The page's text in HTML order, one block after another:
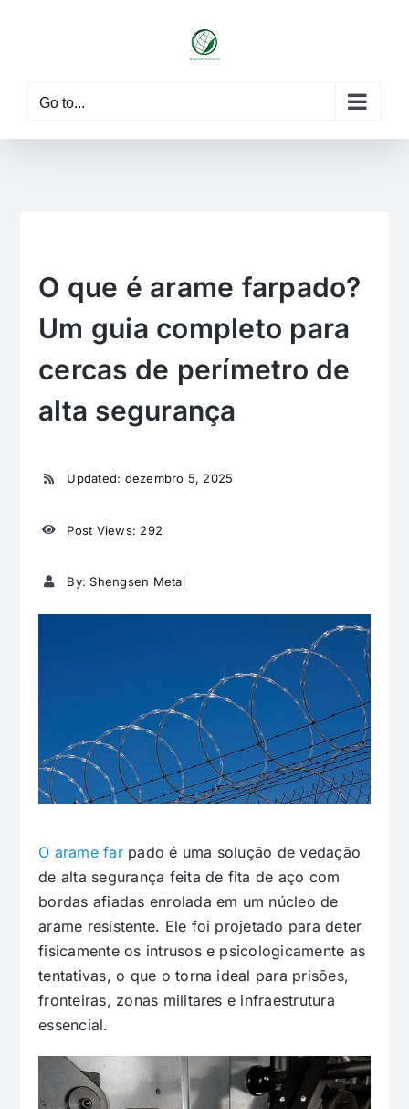
Go to...
O que é arame farpado?
Um guia completo para
cercas de perímetro de
alta segurança
Updated: dezembro 5, 2025
Post Views: 292
By: Shengsen Metal
O arame farpado é uma solução de vedação
de alta segurança feita de fita de aço com
bordas afiadas enrolada em um núcleo de
arame resistente. Ele foi projetado para deter
fisicamente os intrusos e psicologicamente as
tentativas, o que o torna ideal para prisões,
fronteiras, zonas militares e infraestrutura
essencial.